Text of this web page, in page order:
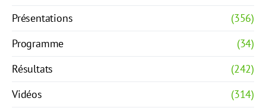
Présentations
(356)
Programme
(34)
Résultats
(242)
Vidéos
(314)